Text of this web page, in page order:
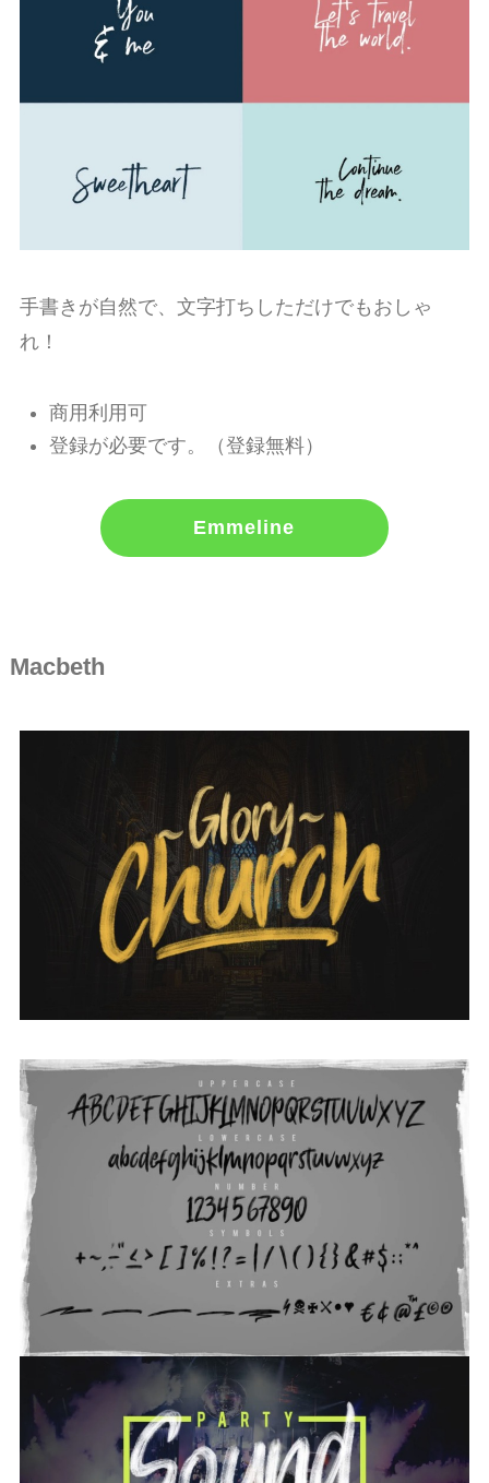
手書きが自然で、文字打ちしただけでもおしゃ
れ！
商用利用可
登録が必要です。（登録無料）
Emmeline
Macbeth